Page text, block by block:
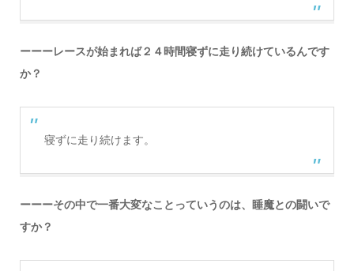
ーーーレースが始まれば２４時間寝ずに走り続けているんです
か？
寝ずに走り続けます。
ーーーその中で一番大変なことっていうのは、睡魔との闘いで
すか？